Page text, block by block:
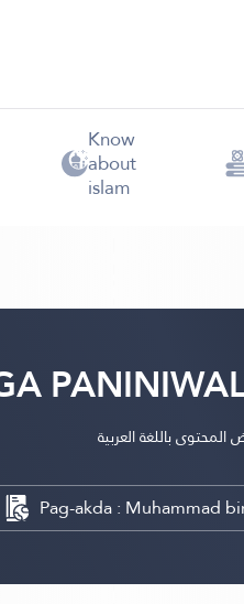
Know
about
islam
Pag-akda : Muhammad